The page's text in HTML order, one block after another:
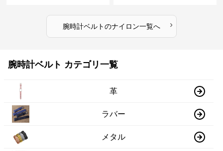
腕時計ベルトのナイロン一覧へ ›
腕時計ベルト カテゴリ一覧
革
ラバー
メタル